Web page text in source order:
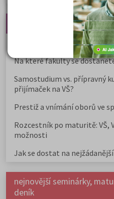
Nejčtenější články
Kdy vysoké školy pořádají
Na které fakulty se
Samostudium vs. přípravný
přijímaček na VŠ?
Prestiž a vnímání oborů ve
Rozcestník po maturitě: VŠ,
možnosti
Jak se dostat na
nejnovější seminárky,
deník